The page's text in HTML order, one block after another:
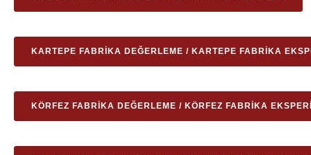
KARTEPE FABRIKA DEĞERLEME / KARTEPE FABRIKA
KÖRFEZ FABRIKA DEĞERLEME / KÖRFEZ FABRIKA